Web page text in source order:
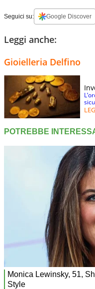
Seguici su: Google Discover
Leggi anche:
Gioielleria Delfino